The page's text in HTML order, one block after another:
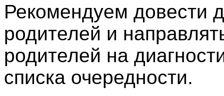
Рекомендуем
родителей и
родителей на
списка очередности.